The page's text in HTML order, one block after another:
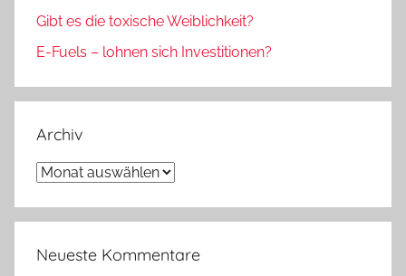
Gibt es die toxische Weiblichkeit?
E-Fuels – lohnen sich Investitionen?
Archiv
Archiv
Neueste Kommentare